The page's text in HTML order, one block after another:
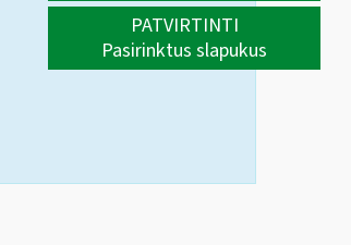
PATVIRTINTI
Pasirinktus slapukus